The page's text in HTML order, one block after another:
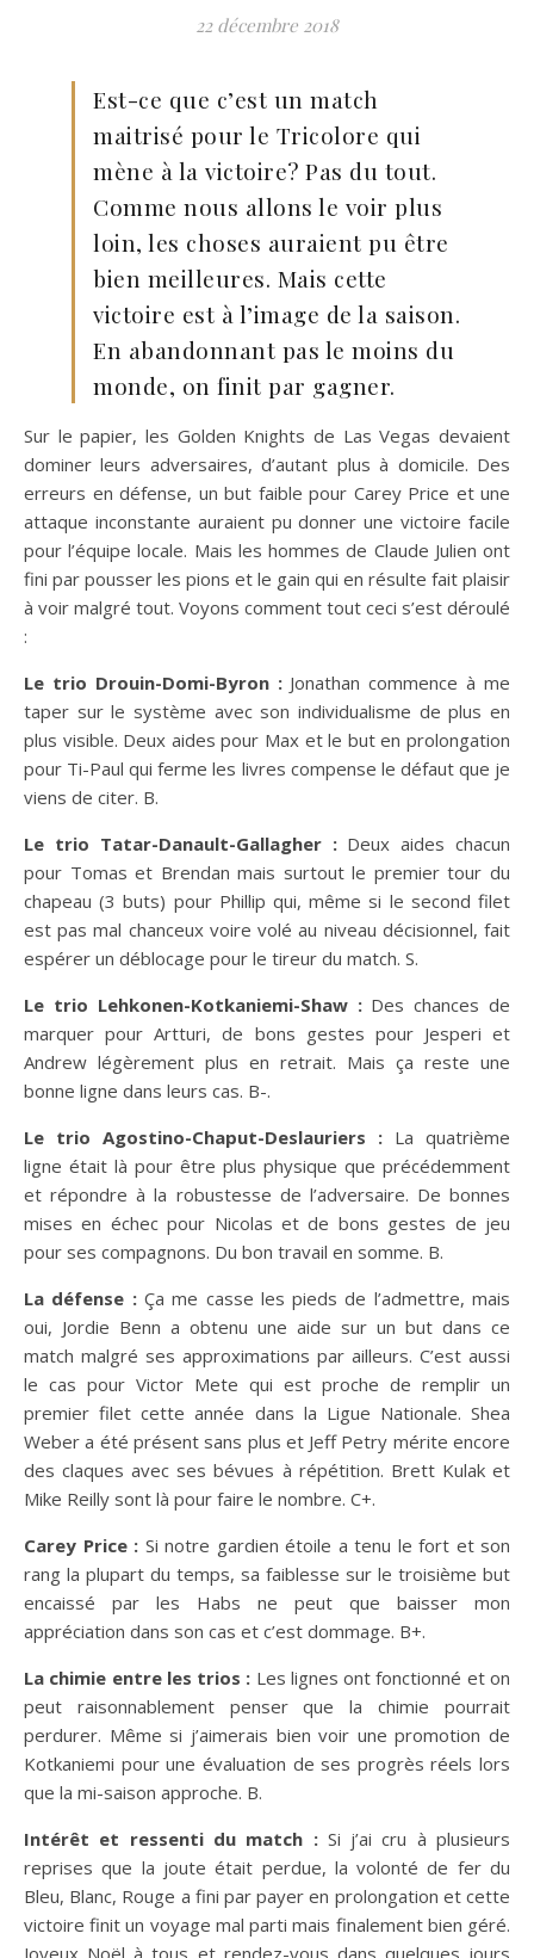
22 décembre 2018
Est-ce que c’est un match
maitrisé pour le Tricolore qui
mène à la victoire? Pas du tout.
Comme nous allons le voir plus
loin, les choses auraient pu être
bien meilleures. Mais cette
victoire est à l’image de la saison.
En abandonnant pas le moins du
monde, on finit par gagner.
Sur le papier, les Golden Knights de Las Vegas devaient
dominer leurs adversaires, d’autant plus à domicile. Des
erreurs en défense, un but faible pour Carey Price et une
attaque inconstante auraient pu donner une victoire facile
pour l’équipe locale. Mais les hommes de Claude Julien ont
fini par pousser les pions et le gain qui en résulte fait plaisir
à voir malgré tout. Voyons comment tout ceci s’est déroulé
:
Le trio Drouin-Domi-Byron :Jonathan commence à me
taper sur le système avec son individualisme de plus en
plus visible. Deux aides pour Max et le but en prolongation
pour Ti-Paul qui ferme les livres compense le défaut que je
viens de citer. B.
Le trio Tatar-Danault-Gallagher :Deux aides chacun
pour Tomas et Brendan mais surtout le premier tour du
chapeau (3 buts) pour Phillip qui, même si le second filet
est pas mal chanceux voire volé au niveau décisionnel, fait
espérer un déblocage pour le tireur du match. S.
Le trio Lehkonen-Kotkaniemi-Shaw :Des chances de
marquer pour Artturi, de bons gestes pour Jesperi et
Andrew légèrement plus en retrait. Mais ça reste une
bonne ligne dans leurs cas. B-.
Le trio Agostino-Chaput-Deslauriers : La quatrième
ligne était là pour être plus physique que précédemment
et répondre à la robustesse de l’adversaire. De bonnes
mises en échec pour Nicolas et de bons gestes de jeu
pour ses compagnons. Du bon travail en somme. B.
La défense :Ça me casse les pieds de l’admettre, mais
oui, Jordie Benn a obtenu une aide sur un but dans ce
match malgré ses approximations par ailleurs. C’est aussi
le cas pour Victor Mete qui est proche de remplir un
premier filet cette année dans la Ligue Nationale. Shea
Weber a été présent sans plus et Jeff Petry mérite encore
des claques avec ses bévues à répétition. Brett Kulak et
Mike Reilly sont là pour faire le nombre. C+.
Carey Price : Si notre gardien étoile a tenu le fort et son
rang la plupart du temps, sa faiblesse sur le troisième but
encaissé par les Habs ne peut que baisser mon
appréciation dans son cas et c’est dommage. B+.
La chimie entre les trios : Les lignes ont fonctionné et on
peut raisonnablement penser que la chimie pourrait
perdurer. Même si j’aimerais bien voir une promotion de
Kotkaniemi pour une évaluation de ses progrès réels lors
que la mi-saison approche. B.
Intérêt et ressenti du match :Si j’ai cru à plusieurs
reprises que la joute était perdue, la volonté de fer du
Bleu, Blanc, Rouge a fini par payer en prolongation et cette
victoire finit un voyage mal parti mais finalement bien géré.
Joyeux Noël à tous et rendez-vous dans quelques jours